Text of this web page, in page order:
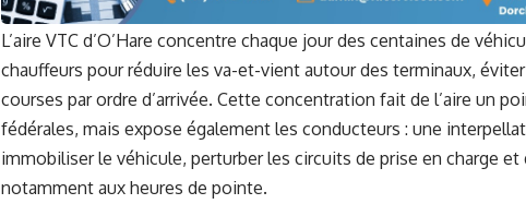
L’aire VTC d’O’Hare concentre chaque jour des centaines de
chauffeurs pour réduire les va-et-vient autour des terminaux,
courses par ordre d’arrivée. Cette concentration fait de l’aire un
fédérales, mais expose également les conducteurs : une
immobiliser le véhicule, perturber les circuits de prise en charge et
notamment aux heures de pointe.